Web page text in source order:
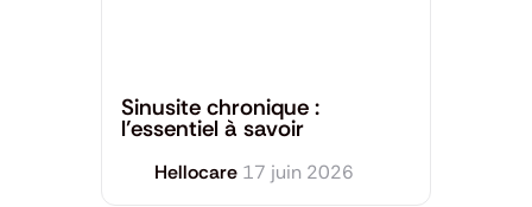
Sinusite chronique :
l’essentiel à savoir
Hellocare 17 juin 2026